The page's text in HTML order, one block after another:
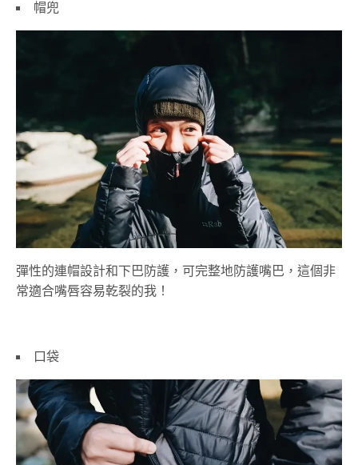
帽兜
彈性的連帽設計和下巴防護，可完整地防護嘴巴，這個非
常適合嘴唇容易乾裂的我！
口袋